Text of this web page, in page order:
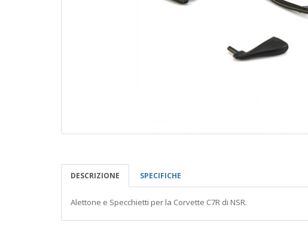
DESCRIZIONE SPECIFICHE
Alettone e Specchietti per la Corvette C7R di NSR.